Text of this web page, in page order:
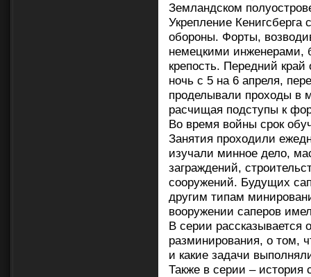
Земландском
Укрепление Кенигсберга
обороны. Форты,
немецкими инженерами,
крепость. Передний
ночь с 5 на 6 апреля,
проделывали проходы в
расчищая подступы к
Во время войны срок
Занятия проходили
изучали минное дело,
заграждений,
сооружений. Будущих
другим типам
вооружении саперов
В серии рассказывается
разминирования, о том,
и какие задачи
Также в серии – история